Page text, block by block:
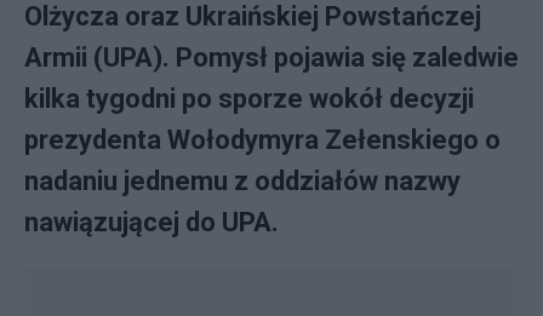
Olżycza oraz Ukraińskiej Powstańczej
Armii (UPA). Pomysł pojawia się zaledwie
kilka tygodni po sporze wokół decyzji
prezydenta Wołodymyra Zełenskiego o
nadaniu jednemu z oddziałów nazwy
nawiązującej do UPA.